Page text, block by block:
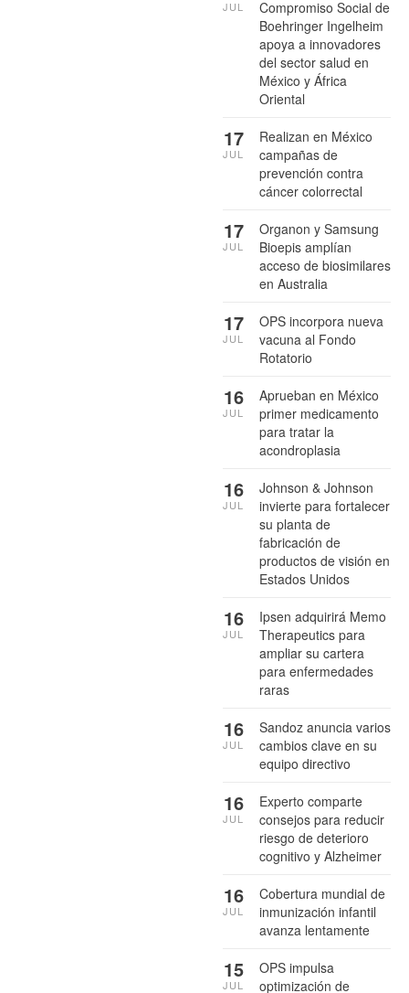
Compromiso Social de
Boehringer Ingelheim
apoya a innovadores
del sector salud en
México y África
Oriental
JUL
Realizan en México
campañas de
prevención contra
cáncer colorrectal
17
JUL
Organon y Samsung
Bioepis amplían
acceso de biosimilares
en Australia
17
JUL
OPS incorpora nueva
vacuna al Fondo
Rotatorio
17
JUL
Aprueban en México
primer medicamento
para tratar la
acondroplasia
16
JUL
Johnson & Johnson
invierte para fortalecer
su planta de
fabricación de
productos de visión en
Estados Unidos
16
JUL
Ipsen adquirirá Memo
Therapeutics para
ampliar su cartera
para enfermedades
raras
16
JUL
Sandoz anuncia varios
cambios clave en su
equipo directivo
16
JUL
Experto comparte
consejos para reducir
riesgo de deterioro
cognitivo y Alzheimer
16
JUL
Cobertura mundial de
inmunización infantil
avanza lentamente
16
JUL
OPS impulsa
optimización de
15
JUL